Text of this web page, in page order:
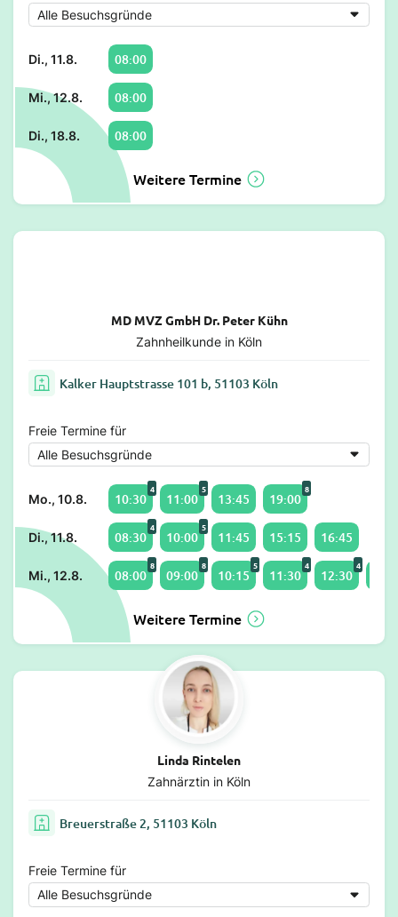
Di., 11.8. 08:00
Mi., 12.8. 08:00
Di., 18.8. 08:00
Weitere Termine
MD MVZ GmbH Dr. Peter Kühn
Zahnheilkunde in Köln
Kalker Hauptstrasse 101 b, 51103 Köln
Freie Termine für
Mo., 10.8. 10:30
4
11:00
5
13:45 19:00
8
Di., 11.8. 08:30
4
10:00
5
11:45 15:15 16:45
Mi., 12.8. 08:00
8
09:00
8
10:15
5
11:30
4
12:30
4
Weitere Termine
Linda Rintelen
Zahnärztin in Köln
Breuerstraße 2, 51103 Köln
Freie Termine für